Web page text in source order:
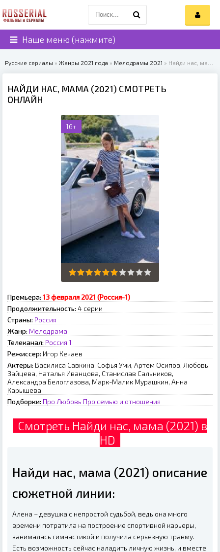
Наше меню (нажмите)
Русские сериалы » Жанры 2021 года » Мелодрамы 2021 » Найди нас, мама (2021)
НАЙДИ НАС, МАМА (2021) СМОТРЕТЬ
ОНЛАЙН
16+
Премьера: 13 февраля 2021 (Россия-1)
Продолжительность: 4 серии
Страны: Россия
Жанр: Мелодрама
Телеканал: Россия 1
Режиссер: Игор Кечаев
Актеры: Василиса Савкина, Софья Уми, Артем Осипов, Любовь
Зайцева, Наталья Иванцова, Станислав Сальников,
Александра Белоглазова, Марк-Малик Мурашкин, Анна
Карышева
Подборки: Про Любовь Про семью и отношения
Смотреть Найди нас, мама (2021) в
HD
Найди нас, мама (2021) описание
сюжетной линии:
Алена – девушка с непростой судьбой, ведь она много
времени потратила на построение спортивной карьеры,
занималась гимнастикой и получила серьезную травму.
Есть возможность сейчас наладить личную жизнь, и вместе